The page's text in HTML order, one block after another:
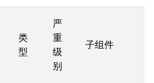
类
型
严
重
级
别
子组件